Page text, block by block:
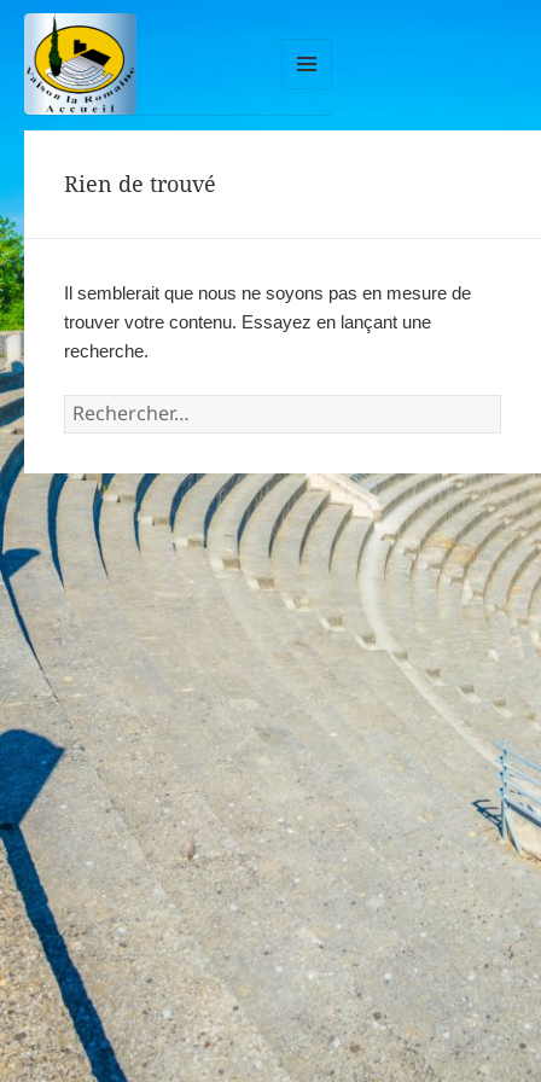
WIDGETS
Rien de trouvé
Il semblerait que nous ne soyons pas en mesure de
trouver votre contenu. Essayez en lançant une
recherche.
Rechercher :